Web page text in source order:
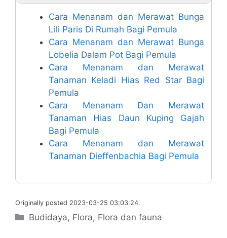
Cara Menanam dan Merawat Bunga
Lili Paris Di Rumah Bagi Pemula
Cara Menanam dan Merawat Bunga
Lobelia Dalam Pot Bagi Pemula
Cara Menanam dan Merawat
Tanaman Keladi Hias Red Star Bagi
Pemula
Cara Menanam Dan Merawat
Tanaman Hias Daun Kuping Gajah
Bagi Pemula
Cara Menanam dan Merawat
Tanaman Dieffenbachia Bagi Pemula
Originally posted 2023-03-25 03:03:24.
Categories
Budidaya, Flora, Flora dan fauna